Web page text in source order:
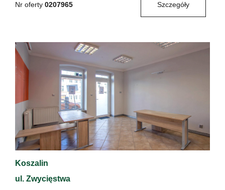
Nr oferty 0207965 Szczegóły
Koszalin
ul. Zwycięstwa